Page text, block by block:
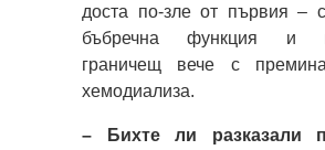
доста по-зле от първия –
бъбречна функция и
граничещ вече с
хемодиализа.
– Бихте ли разказали